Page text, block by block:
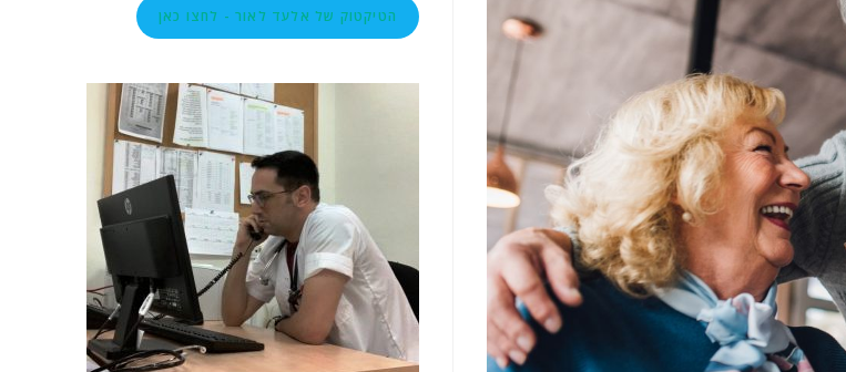
הטיקטוק של אלעד לאור - לחצו כאן